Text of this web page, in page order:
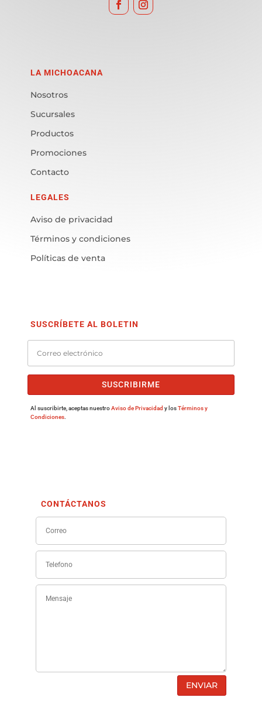
LA MICHOACANA
Nosotros
Sucursales
Productos
Promociones
Contacto
LEGALES
Aviso de privacidad
Términos y condiciones
Políticas de venta
SUSCRÍBETE AL BOLETIN
SUSCRIBIRME
Al suscribirte, aceptas nuestroAviso de Privacidad y losTérminos y
Condiciones.
CONTÁCTANOS
ENVIAR